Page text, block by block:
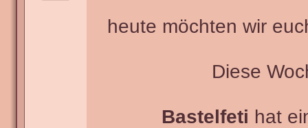
heute möchten wir
Diese
Bastelfeti hat